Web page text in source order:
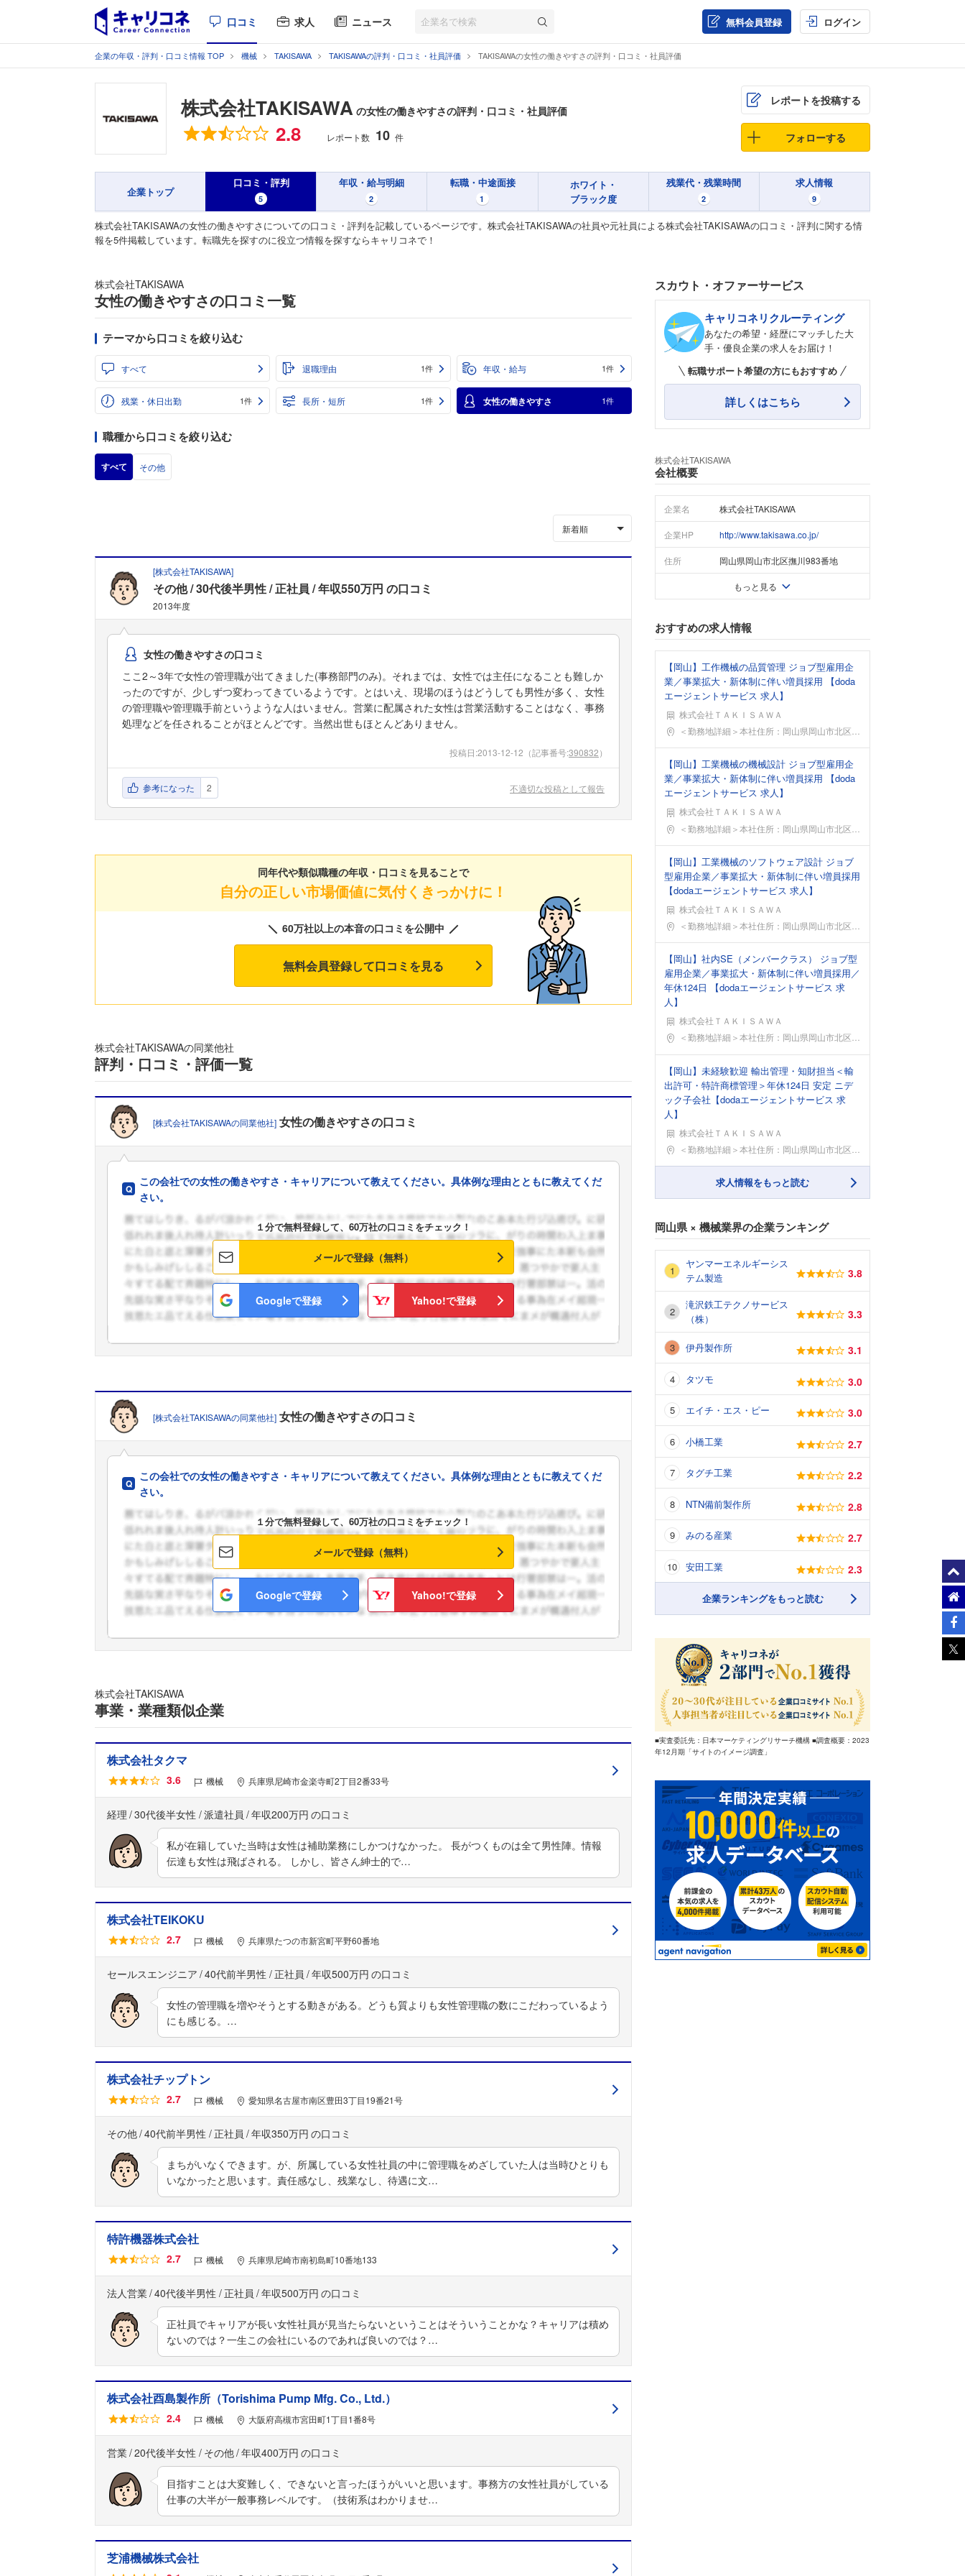
口コミ 求人 ニュース 無料会員登録 ログイン
企業の年収・評判・口コミ情報 TOP 機械 TAKISAWA TAKISAWAの評判・口コミ・社員評価 TAKISAWAの女性の働きやすさの評判・口コミ・社員評価
株式会社TAKISAWA の女性の働きやすさの評判・口コミ・社員評価
総合評価
2.8 レポート数 10 件
レポートを投稿する
フォローする
企業トップ
口コミ・評判
5
年収・給与明細
2
転職・中途面接
1
ホワイト・
ブラック度
残業代・残業時間
2
求人情報
9
株式会社TAKISAWAの女性の働きやすさについての口コミ・評判を記載しているページです。株式会社TAKISAWAの社員や元社員による株式会社TAKISAWAの口コミ・評判に関する情
報を5件掲載しています。転職先を探すのに役立つ情報を探すならキャリコネで！
フォローしました
株式会社TAKISAWA
女性の働きやすさの口コミ一覧
テーマから口コミを絞り込む
すべて 退職理由 1件 年収・給与 1件
残業・休日出勤 1件 長所・短所 1件 女性の働きやすさ 1件
職種から口コミを絞り込む
すべて その他
新着順
[株式会社TAKISAWA]
その他 30代後半男性 正社員 年収550万円 の口コミ
2013年度
女性の働きやすさの口コミ
ここ2～3年で女性の管理職が出てきました(事務部門のみ)。それまでは、女性では主任になることも難しか
ったのですが、少しずつ変わってきているようです。とはいえ、現場のほうはどうしても男性が多く、女性
の管理職や管理職手前というような人はいません。営業に配属された女性は営業活動することはなく、事務
処理などを任されることがほとんどです。当然出世もほとんどありません。
投稿日:2013-12-12 （記事番号:390832）
参考になった 2 不適切な投稿として報告
同年代や類似職種の年収・口コミを見ることで
自分の正しい市場価値に気付くきっかけに！
60万社以上の本音の口コミを公開中
無料会員登録して口コミを見る
株式会社TAKISAWAの同業他社
評判・口コミ・評価一覧
[株式会社TAKISAWAの同業他社] 女性の働きやすさの口コミ
この会社での女性の働きやすさ・キャリアについて教えてください。具体例な理由とともに教えてくだ
さい。
１分で無料登録して、60万社の口コミをチェック！
メールで登録（無料）
Googleで登録 Yahoo!で登録
[株式会社TAKISAWAの同業他社] 女性の働きやすさの口コミ
この会社での女性の働きやすさ・キャリアについて教えてください。具体例な理由とともに教えてくだ
さい。
１分で無料登録して、60万社の口コミをチェック！
メールで登録（無料）
Googleで登録 Yahoo!で登録
株式会社TAKISAWA
事業・業種類似企業
株式会社タクマ
3.6 機械 兵庫県尼崎市金楽寺町2丁目2番33号
経理 30代後半女性 派遣社員 年収200万円
私が在籍していた当時は女性は補助業務にしかつけなかった。 長がつくものは全て男性陣。情報
伝達も女性は飛ばされる。 しかし、皆さん紳士的で…
株式会社TEIKOKU
2.7 機械 兵庫県たつの市新宮町平野60番地
セールスエンジニア 40代前半男性 正社員 年収500万円
女性の管理職を増やそうとする動きがある。どうも質よりも女性管理職の数にこだわっているよう
にも感じる。…
株式会社チップトン
2.7 機械 愛知県名古屋市南区豊田3丁目19番21号
その他 40代前半男性 正社員 年収350万円
まちがいなくできます。が、所属している女性社員の中に管理職をめざしていた人は当時ひとりも
いなかったと思います。責任感なし、残業なし、待遇に文…
特許機器株式会社
2.7 機械 兵庫県尼崎市南初島町10番地133
法人営業 40代後半男性 正社員 年収500万円
正社員でキャリアが長い女性社員が見当たらないということはそういうことかな？キャリアは積め
ないのでは？一生この会社にいるのであれば良いのでは？…
株式会社酉島製作所（Torishima Pump Mfg. Co., Ltd.）
2.4 機械 大阪府高槻市宮田町1丁目1番8号
営業 20代後半女性 その他 年収400万円
目指すことは大変難しく、できないと言ったほうがいいと思います。事務方の女性社員がしている
仕事の大半が一般事務レベルです。（技術系はわかりませ…
芝浦機械株式会社
スカウト・オファーサービス
キャリコネリクルーティング
あなたの希望・経歴にマッチした大
手・優良企業の求人をお届け！
転職サポート希望の方にもおすすめ
詳しくはこちら
株式会社TAKISAWA
会社概要
企業名 株式会社TAKISAWA
企業HP http://www.takisawa.co.jp/
住所 岡山県岡山市北区撫川983番地
もっと見る
おすすめの求人情報
【岡山】工作機械の品質管理 ジョブ型雇用企
業／事業拡大・新体制に伴い増員採用 【doda
エージェントサービス 求人】
株式会社ＴＡＫＩＳＡＷＡ
勤務地＜勤務地詳細＞本社住所：岡山県岡山市北区撫川983
【岡山】工業機械の機械設計 ジョブ型雇用企
業／事業拡大・新体制に伴い増員採用 【doda
エージェントサービス 求人】
株式会社ＴＡＫＩＳＡＷＡ
勤務地＜勤務地詳細＞本社住所：岡山県岡山市北区撫川983
【岡山】工業機械のソフトウェア設計 ジョブ
型雇用企業／事業拡大・新体制に伴い増員採用
【dodaエージェントサービス 求人】
株式会社ＴＡＫＩＳＡＷＡ
勤務地＜勤務地詳細＞本社住所：岡山県岡山市北区撫川983
【岡山】社内SE（メンバークラス） ジョブ型
雇用企業／事業拡大・新体制に伴い増員採用／
年休124日 【dodaエージェントサービス 求
人】
株式会社ＴＡＫＩＳＡＷＡ
勤務地＜勤務地詳細＞本社住所：岡山県岡山市北区撫川983
【岡山】未経験歓迎 輸出管理・知財担当＜輸
出許可・特許商標管理＞年休124日 安定 ニデ
ック子会社【dodaエージェントサービス 求
人】
株式会社ＴＡＫＩＳＡＷＡ
勤務地＜勤務地詳細＞本社住所：岡山県岡山市北区撫川983
求人情報をもっと読む
岡山県× 機械業界の企業ランキング
ヤンマーエネルギーシス
テム製造
3.8
滝沢鉄工テクノサービス
（株）
3.3
伊丹製作所 3.1
タツモ 3.0
エイチ・エス・ピー 3.0
小橋工業 2.7
タグチ工業 2.2
NTN備前製作所 2.8
みのる産業 2.7
安田工業 2.3
企業ランキングをもっと読む
■実査委託先：日本マーケティングリサーチ機構 ■調査概要：2023
年12月期「サイトのイメージ調査」